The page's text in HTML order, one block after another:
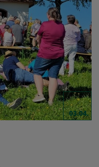
03.04.